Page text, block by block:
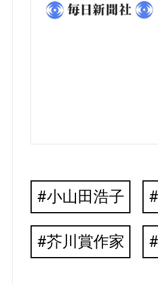
小山田浩子
芥川賞作家